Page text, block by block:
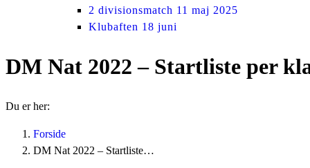
2 divisionsmatch 11 maj 2025
Klubaften 18 juni
DM Nat 2022 – Startliste per
Du er her:
Forside
DM Nat 2022 – Startliste…